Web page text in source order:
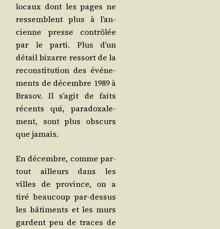
locaux dont les pages ne
res­semblent plus à l’an­
cienne presse contrô­lée
par le par­ti. Plus d’un
détail bizarre res­sort de la
recons­ti­tu­tion des évé­ne­
ments de décembre 1989 à
Bra­sov. Il s’a­git de faits
récents qui, para­doxa­le­
ment, sont plus obs­curs
que jamais.
En décembre, comme par­
tout ailleurs dans les
villes de pro­vince, on a
tiré beau­coup par-des­sus
les bâti­ments et les murs
gardent peu de traces de